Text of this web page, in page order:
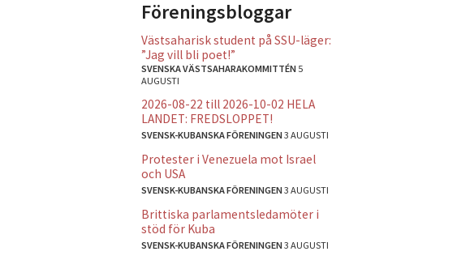
Föreningsbloggar
Västsaharisk student på SSU-läger:
”Jag vill bli poet!”
SVENSKA VÄSTSAHARAKOMMITTÉN 5
AUGUSTI
2026-08-22 till 2026-10-02 HELA
LANDET: FREDSLOPPET!
SVENSK-KUBANSKA FÖRENINGEN3 AUGUSTI
Protester i Venezuela mot Israel
och USA
SVENSK-KUBANSKA FÖRENINGEN3 AUGUSTI
Brittiska parlamentsledamöter i
stöd för Kuba
SVENSK-KUBANSKA FÖRENINGEN3 AUGUSTI